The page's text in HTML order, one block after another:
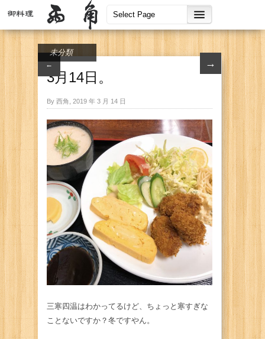
← →
未分類
3月14日。
By 西角, 2019 年 3 月 14 日
三寒四温はわかってるけど、ちょっと寒すぎな
ことないですか？冬ですやん。